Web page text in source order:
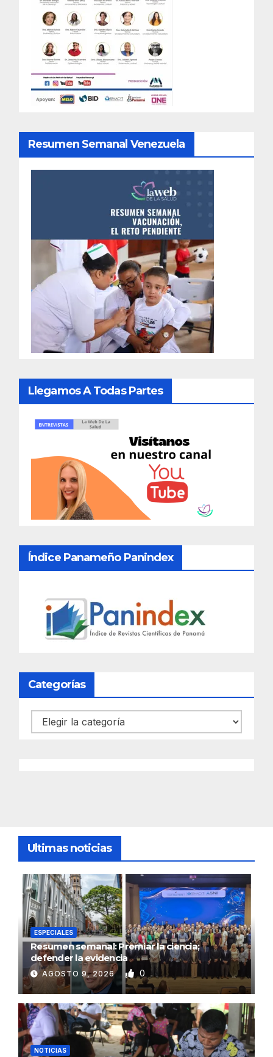
Resumen Semanal Venezuela
Llegamos A Todas Partes
Índice Panameño Panindex
Categorías
Categorías
Ultimas noticias
ESPECIALES
Resumen semanal: Premiar la ciencia;
defender la evidencia
AGOSTO 9, 2026 0
NOTICIAS